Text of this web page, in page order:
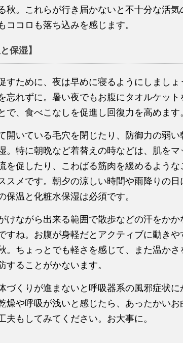
秋。これらが行き届かないと不十分な活気
ココロも落ち込みを感じます。
保湿】
すために、夜は早めに寝るようにしましょ
忘れずに。暑い夜でもお腹にタオルケッ
で、食べこなしを促進し回復力を高めます
開いている毛穴を閉じたり、防御力の弱
。特に朝晩など着替えの時などは、肌をマ
を促したり、こわばる筋肉を緩めるよう
スメです。朝夕の涼しい時間や雨降りの
保温と化粧水保湿は必須です。
けながら出来る範囲で散歩などの汗をかか
すね。お腹が身軽だとアクティブに動き
。ちょっとでも軽さを感じて、また温かさ
することがかないます。
づくりが進まないと呼吸器系の風邪症状
燥や呼吸が浅いと感じたら、あったかいお
夫もしてみてください。お大事に。